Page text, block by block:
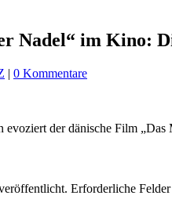
Nadel“ im Kino:
| 0 Kommentare
evoziert der dänische Film
Erforderliche